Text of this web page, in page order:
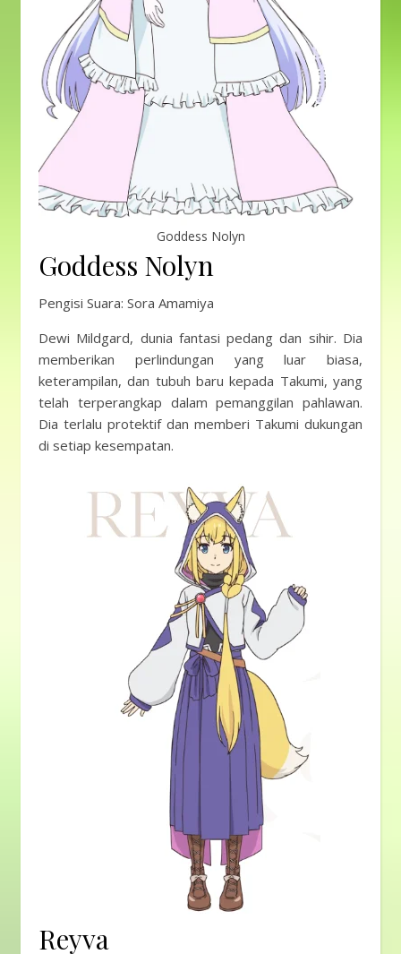
Goddess Nolyn
Goddess Nolyn
Pengisi Suara: Sora Amamiya
Dewi Mildgard, dunia fantasi pedang dan sihir. Dia
memberikan perlindungan yang luar biasa,
keterampilan, dan tubuh baru kepada Takumi, yang
telah terperangkap dalam pemanggilan pahlawan.
Dia terlalu protektif dan memberi Takumi dukungan
di setiap kesempatan.
Reyva